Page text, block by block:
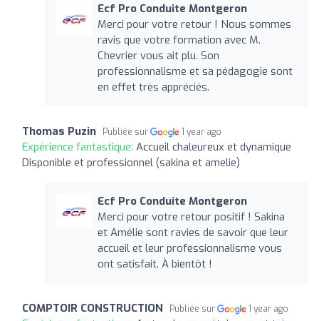
Ecf Pro Conduite Montgeron
Merci pour votre retour ! Nous sommes
ravis que votre formation avec M.
Chevrier vous ait plu. Son
professionnalisme et sa pédagogie sont
en effet très appréciés.
Thomas Puzin Publiée sur 1 year ago
Expérience fantastique: Accueil chaleureux et dynamique
Disponible et professionnel (sakina et amelie)
Ecf Pro Conduite Montgeron
Merci pour votre retour positif ! Sakina
et Amélie sont ravies de savoir que leur
accueil et leur professionnalisme vous
ont satisfait. À bientôt !
COMPTOIR CONSTRUCTION Publiée sur 1 year ago